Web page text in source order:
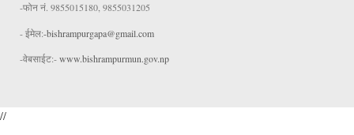
-फोन नं. 9855015180, 9855031205
- ईमेल:-bishrampurgapa@gmail.com
-वेबसाईट:-www.bishrampurmun.gov.np
//